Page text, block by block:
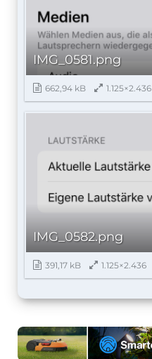
IMG_0581.png
662,94 kB 1.125×2.436
IMG_0582.png
391,17 kB 1.125×2.436